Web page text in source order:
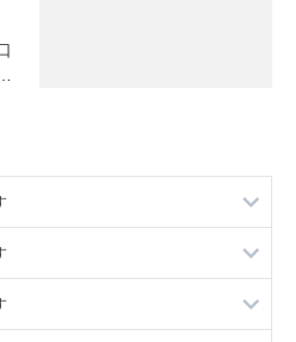
却物件の案件一覧
き売却物件の案件一覧
却物件の案件一覧